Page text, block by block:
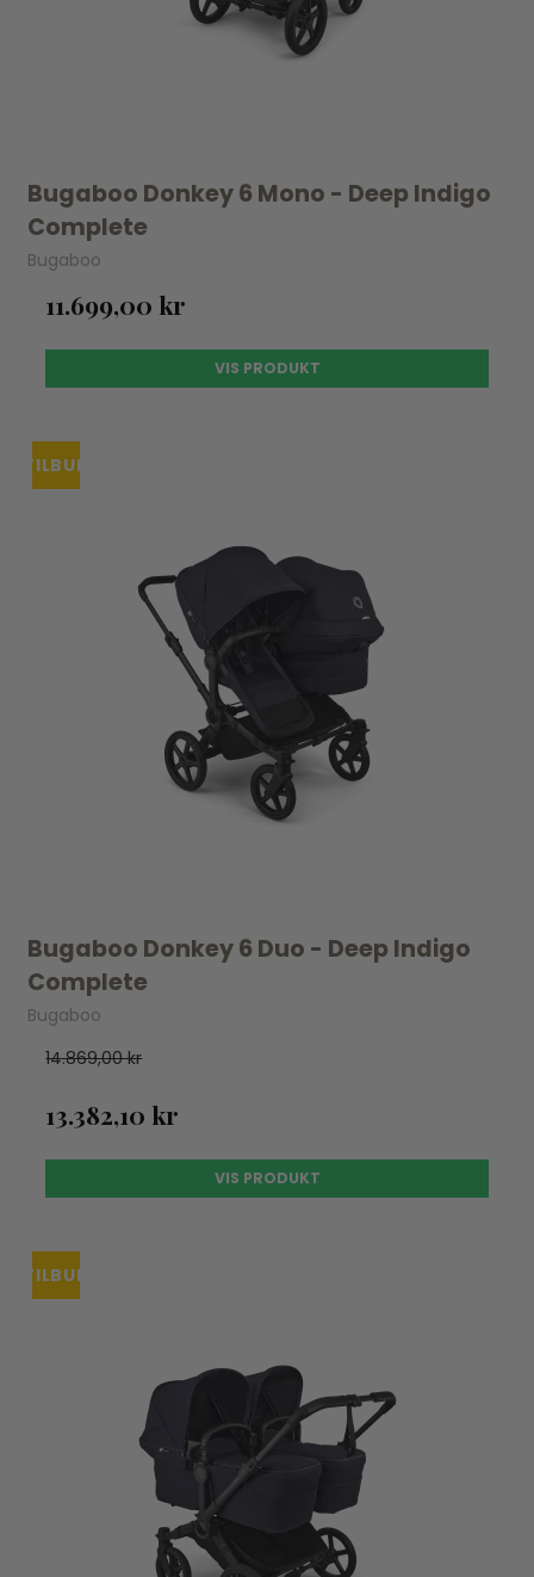
Bugaboo Donkey 6 Mono - Deep Indigo
Complete
Bugaboo
11.699,00 kr
VIS PRODUKT
TILBUD
Bugaboo Donkey 6 Duo - Deep Indigo
Complete
Bugaboo
14.869,00 kr
13.382,10 kr
VIS PRODUKT
TILBUD